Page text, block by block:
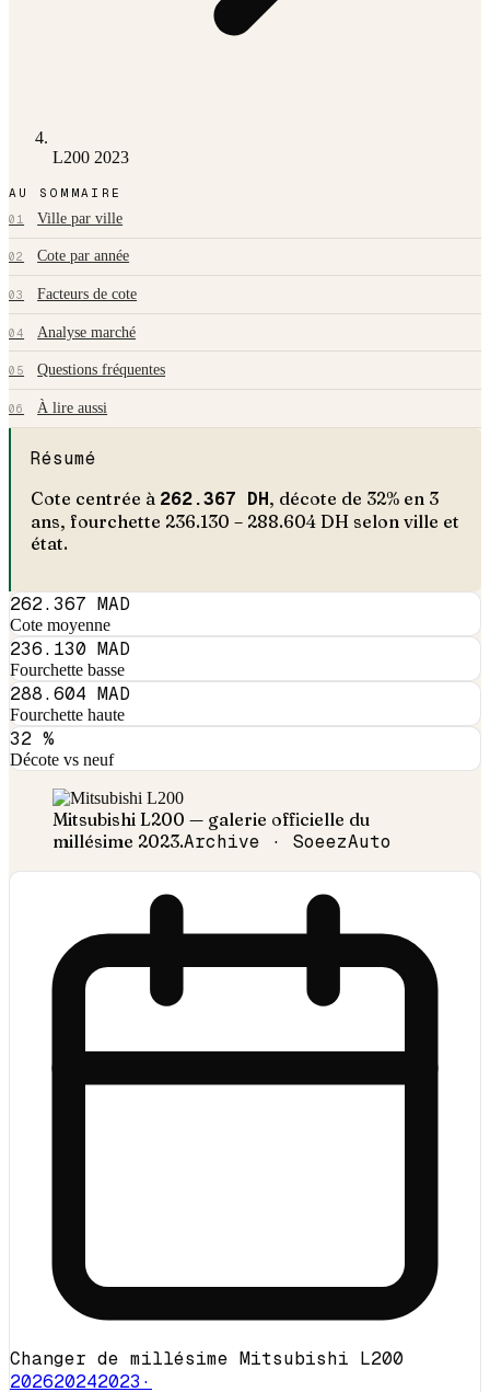
L200 2023
AU SOMMAIRE
01 Ville par ville
02 Cote par année
03 Facteurs de cote
04 Analyse marché
05 Questions fréquentes
06 À lire aussi
Résumé
Cote centrée à 262.367 DH, décote de 32% en 3
ans, fourchette 236.130 – 288.604DH selon ville et
état.
262.367 MAD
Cote moyenne
236.130 MAD
Fourchette basse
288.604 MAD
Fourchette haute
32 %
Décote vs neuf
Mitsubishi L200 — galerie officielle du
millésime 2023.Archive · SoeezAuto
Changer de millésime Mitsubishi L200
202620242023 ·